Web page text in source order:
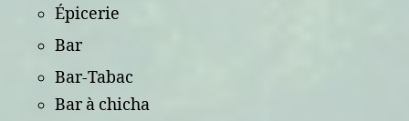
Épicerie
Bar
Bar-Tabac
Bar à chicha